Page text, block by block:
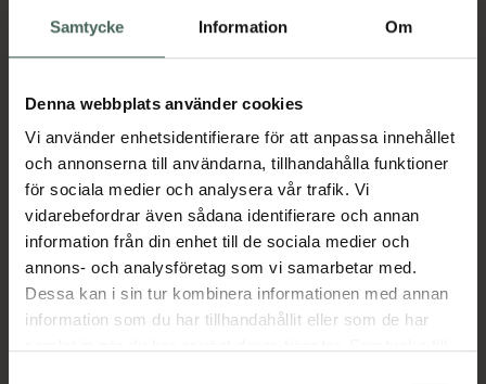
Samtycke Information Om
Denna webbplats använder cookies
Vi använder enhetsidentifierare för att anpassa innehållet
och annonserna till användarna, tillhandahålla funktioner
för sociala medier och analysera vår trafik. Vi
vidarebefordrar även sådana identifierare och annan
information från din enhet till de sociala medier och
annons- och analysföretag som vi samarbetar med.
Dessa kan i sin tur kombinera informationen med annan
information som du har tillhandahållit eller som de har
Köp båda för:128 kr
Köp båda
Beskrivning Dölj
Utforska By Veiras mångsidiga kräm utvecklad
speciellt för torrt hår som tillför fukt, glans och
värme¬skydd. Berikad med äppelkärnolja,
rapsolja och pro-vitamin B5 för att ge ditt hår
den ultimata vård¬upplevelsen. Innehåller